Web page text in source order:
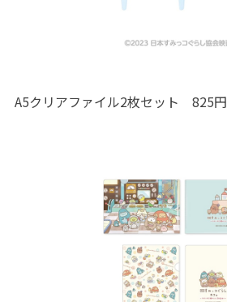
A5クリアファイル2枚セット 825円